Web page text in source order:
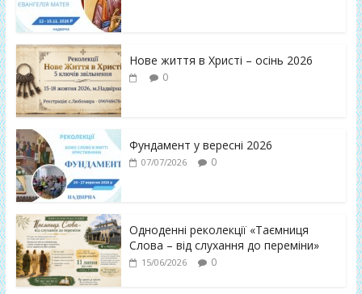
Нове життя в Христі – осінь 2026
0
Фундамент у вересні 2026
07/07/2026 0
Одноденні реколекції «Таємниця
Слова – від слухання до переміни»
15/06/2026 0